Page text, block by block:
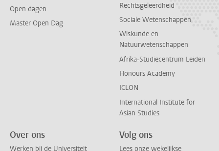
Open dagen
Master Open Dag
Rechtsgeleerdheid
Sociale Wetenschappen
Wiskunde en
Natuurwetenschappen
Afrika-Studiecentrum Leiden
Honours Academy
ICLON
International Institute for
Asian Studies
Over ons
Werken bij de Universiteit
Volg ons
Lees onze wekelijkse